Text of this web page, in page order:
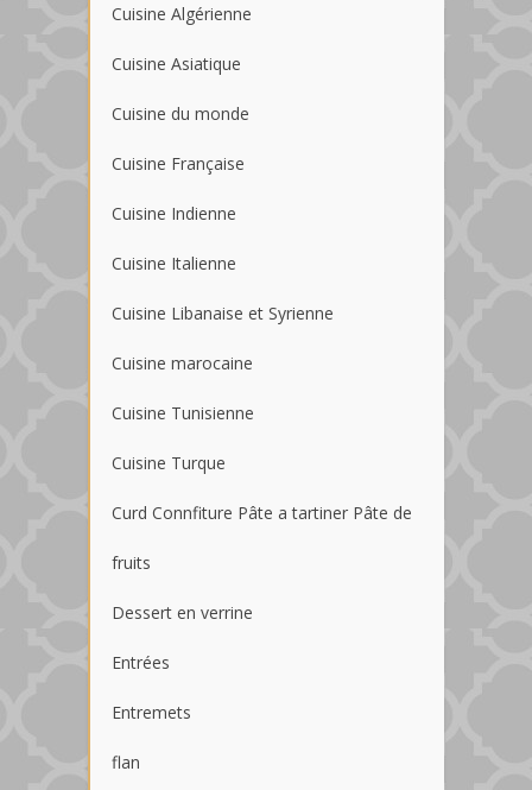
Cuisine Algérienne
Cuisine Asiatique
Cuisine du monde
Cuisine Française
Cuisine Indienne
Cuisine Italienne
Cuisine Libanaise et Syrienne
Cuisine marocaine
Cuisine Tunisienne
Cuisine Turque
Curd Connfiture Pâte a tartiner Pâte de
fruits
Dessert en verrine
Entrées
Entremets
flan